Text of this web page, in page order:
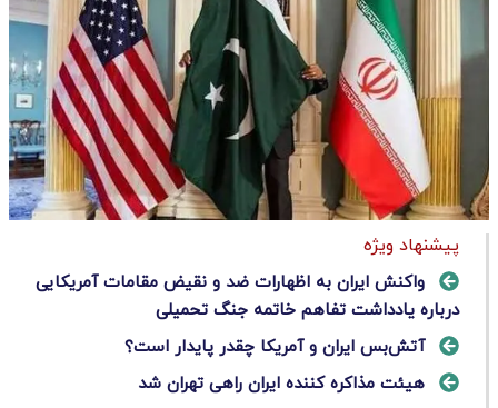
پیشنهاد ویژه
واکنش ایران به اظهارات ضد و نقیض مقامات آمریکایی
درباره یادداشت تفاهم خاتمه جنگ تحمیلی
آتش‌بس ایران و آمریکا چقدر پایدار است؟
هیئت مذاکره کننده ایران راهی تهران شد